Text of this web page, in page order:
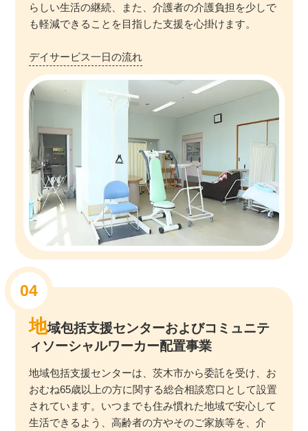
らしい生活の継続、また、介護者の介護負担を少しで
も軽減できることを目指した支援を心掛けます。
デイサービス一日の流れ
地域包括支援センターおよびコミュニテ
ィソーシャルワーカー配置事業
地域包括支援センターは、茨木市から委託を受け、お
おむね65歳以上の方に関する総合相談窓口として設置
されています。いつまでも住み慣れた地域で安心して
生活できるよう、高齢者の方やそのご家族等を、介